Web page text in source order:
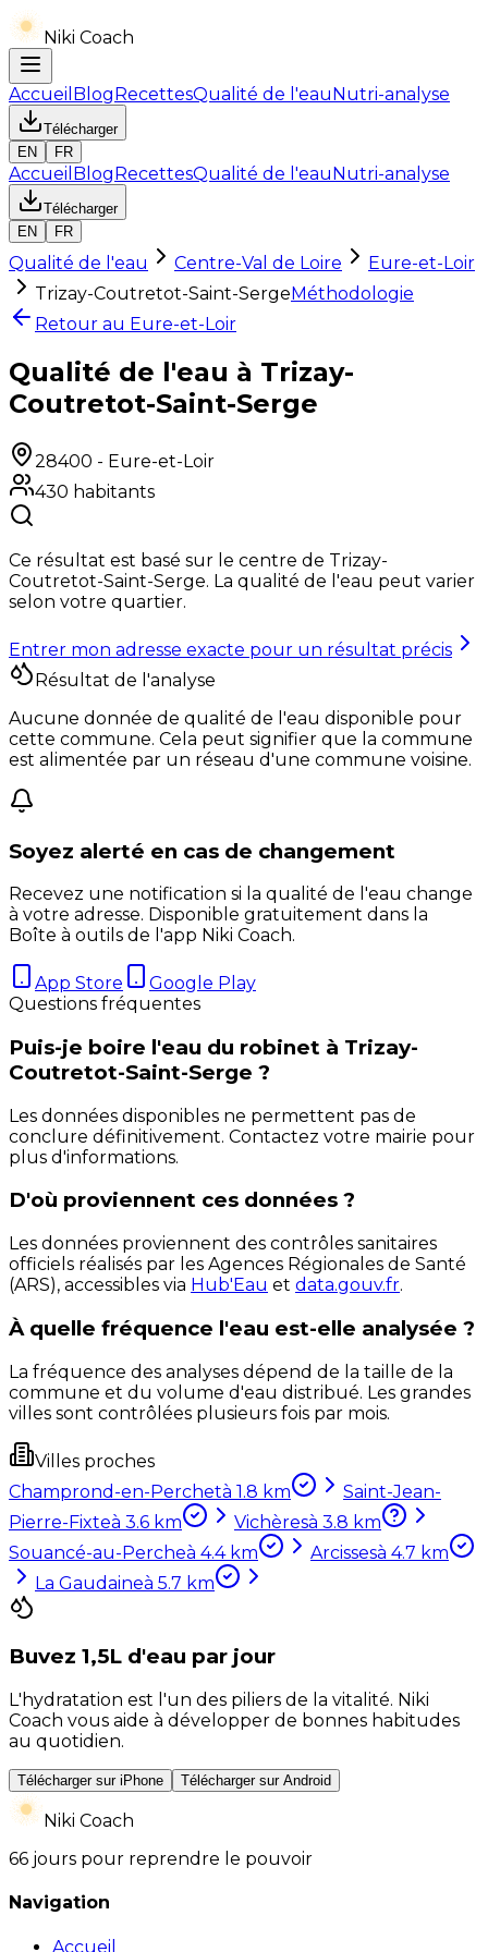
Niki Coach
Accueil BlogRecettesQualité de l'eauNutri-analyse
Télécharger
EN
FR
Accueil BlogRecettesQualité de l'eauNutri-analyse
Télécharger
EN
FR
Qualité de l'eau Centre-Val de Loire
Eure-et-Loir
Trizay-Coutretot-Saint-SergeMéthodologie
Retour au Eure-et-Loir
Qualité de l'eau à Trizay-
Coutretot-Saint-Serge
28400 - Eure-et-Loir
430 habitants
Ce résultat est basé sur le centre de Trizay-
Coutretot-Saint-Serge. La qualité de l'eau peut varier
selon votre quartier.
Entrer mon adresse exacte pour un résultat précis
Résultat de l'analyse
Aucune donnée de qualité de l'eau disponible pour
cette commune. Cela peut signifier que la commune
est alimentée par un réseau d'une commune voisine.
Soyez alerté en cas de changement
Recevez une notification si la qualité de l'eau change
à votre adresse. Disponible gratuitement dans la
Boîte à outils de l'app Niki Coach.
App Store
Google Play
Questions fréquentes
Puis-je boire l'eau du robinet à Trizay-
Coutretot-Saint-Serge ?
Les données disponibles ne permettent pas de
conclure définitivement. Contactez votre mairie pour
plus d'informations.
D'où proviennent ces données ?
Les données proviennent des contrôles sanitaires
officiels réalisés par les Agences Régionales de Santé
(ARS), accessibles via Hub'Eau et data.gouv.fr.
À quelle fréquence l'eau est-elle analysée ?
La fréquence des analyses dépend de la taille de la
commune et du volume d'eau distribué. Les grandes
villes sont contrôlées plusieurs fois par mois.
Villes proches
Champrond-en-Perchetà 1.8 km
Saint-Jean-
Pierre-Fixteà 3.6 km Vichèresà 3.8 km
Souancé-au-Percheà 4.4km Arcissesà 4.7 km
La Gaudaineà 5.7 km
Buvez 1,5L d'eau par jour
L'hydratation est l'un des piliers de la vitalité. Niki
Coach vous aide à développer de bonnes habitudes
au quotidien.
Télécharger sur iPhone Télécharger sur Android
Niki Coach
66 jours pour reprendre le pouvoir
Navigation
Accueil